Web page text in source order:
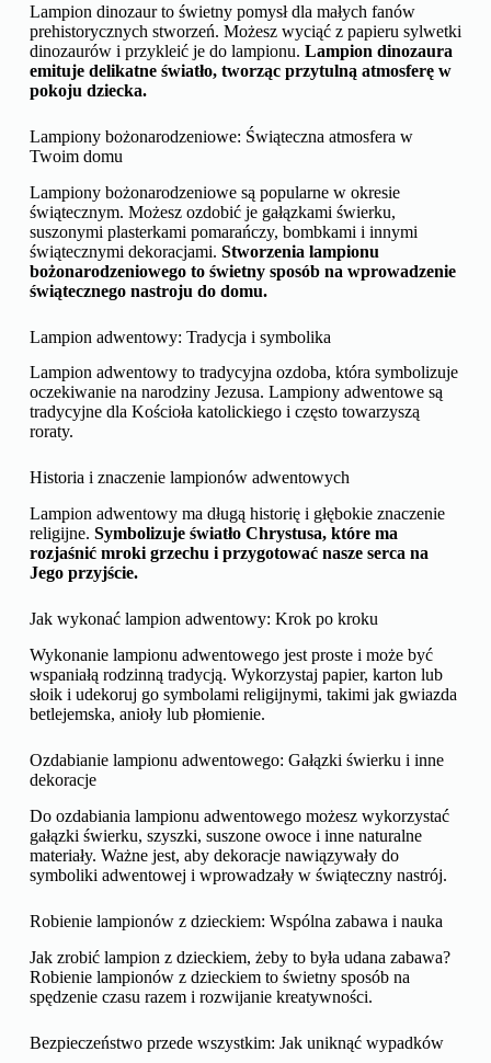
Lampion dinozaur to świetny pomysł dla małych fanów
prehistorycznych stworzeń. Możesz wyciąć z papieru sylwetki
dinozaurów i przykleić je do lampionu. Lampion dinozaura
emituje delikatne światło, tworząc przytulną atmosferę w
pokoju dziecka.
Lampiony bożonarodzeniowe: Świąteczna atmosfera w
Twoim domu
Lampiony bożonarodzeniowe są popularne w okresie
świątecznym. Możesz ozdobić je gałązkami świerku,
suszonymi plasterkami pomarańczy, bombkami i innymi
świątecznymi dekoracjami. Stworzenia lampionu
bożonarodzeniowego to świetny sposób na wprowadzenie
świątecznego nastroju do domu.
Lampion adwentowy: Tradycja i symbolika
Lampion adwentowy to tradycyjna ozdoba, która symbolizuje
oczekiwanie na narodziny Jezusa. Lampiony adwentowe są
tradycyjne dla Kościoła katolickiego i często towarzyszą
roraty.
Historia i znaczenie lampionów adwentowych
Lampion adwentowy ma długą historię i głębokie znaczenie
religijne. Symbolizuje światło Chrystusa, które ma
rozjaśnić mroki grzechu i przygotować nasze serca na
Jego przyjście.
Jak wykonać lampion adwentowy: Krok po kroku
Wykonanie lampionu adwentowego jest proste i może być
wspaniałą rodzinną tradycją. Wykorzystaj papier, karton lub
słoik i udekoruj go symbolami religijnymi, takimi jak gwiazda
betlejemska, anioły lub płomienie.
Ozdabianie lampionu adwentowego: Gałązki świerku i inne
dekoracje
Do ozdabiania lampionu adwentowego możesz wykorzystać
gałązki świerku, szyszki, suszone owoce i inne naturalne
materiały. Ważne jest, aby dekoracje nawiązywały do
symboliki adwentowej i wprowadzały w świąteczny nastrój.
Robienie lampionów z dzieckiem: Wspólna zabawa i nauka
Jak zrobić lampion z dzieckiem, żeby to była udana zabawa?
Robienie lampionów z dzieckiem to świetny sposób na
spędzenie czasu razem i rozwijanie kreatywności.
Bezpieczeństwo przede wszystkim: Jak uniknąć wypadków